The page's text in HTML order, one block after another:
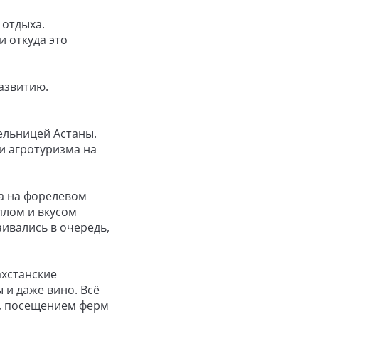
откуда это
Астаны.
агротуризма на
на форелевом
и вкусом
в очередь,
и даже вино. Всё
посещением ферм